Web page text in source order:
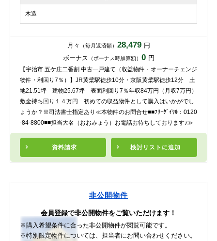
木造
月々 （毎月返済額） 28,479 円
ボーナス （ボーナス時加算額） 0 円
資料請求 検討リスト に追加
【宇治市 五ケ庄二番割 中古一戸建て（収益物件・オーナーチェンジ
物件・利回り7％）】JR黄檗駅徒歩10分・京阪黄檗駅徒歩12分 土
地21.51坪 建物25.67坪 表面利回り7％年収84万円（月収7万円）
敷金持ち回り１４万円 初めての収益物件として購入はいかがでし
ょうか？※司法書士指定あり≪本物件のお問合せ■■ﾌﾘｰﾀﾞｲﾔﾙ：0120
-84-8800■■担当大名（おおみょう）お電話お待ちしております♪≫
非公開物件
会員登録で非公開物件をご覧いただけます！
※購入希望条件に合った非公開物件が閲覧可能です。
※特別限定物件については、担当者にお問い合わせください。